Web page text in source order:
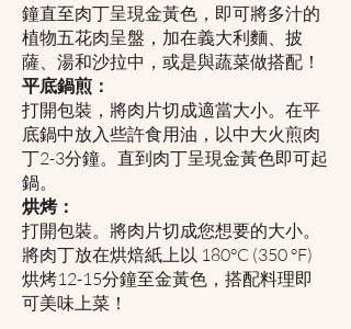
鐘直至肉丁呈現金黃色，即可將多汁的
植物五花肉呈盤，加在義大利麵、披
薩、湯和沙拉中，或是與蔬菜做搭配！
平底鍋煎：
打開包裝，將肉片切成適當大小。在平
底鍋中放入些許食用油，以中大火煎肉
丁2-3分鐘。直到肉丁呈現金黃色即可起
鍋。
烘烤：
打開包裝。將肉片切成您想要的大小。
將肉丁放在烘焙紙上以 180°C (350 °F)
烘烤12-15分鐘至金黃色，搭配料理即
可美味上菜！